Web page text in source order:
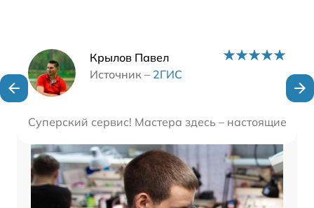
Крылов Павел
Источник – 2ГИС
Суперский сервис! Мастера здесь – настоящие
Наши мастера